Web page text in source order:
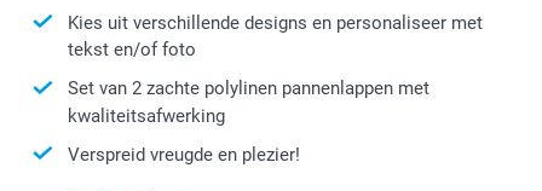
Kies uit verschillende designs en personaliseer met
tekst en/of foto
Set van 2 zachte polylinen pannenlappen met
kwaliteitsafwerking
Verspreid vreugde en plezier!